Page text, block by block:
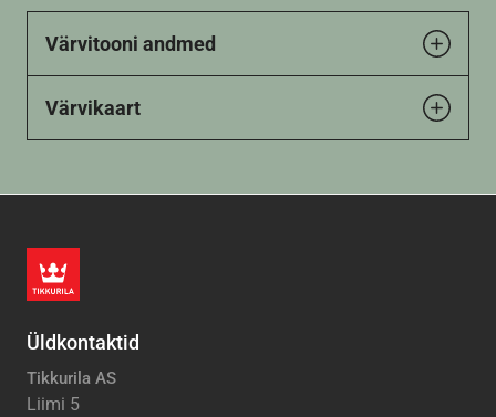
Värvitooni andmed
Värvikaart
Üldkontaktid
Tikkurila AS
Liimi 5